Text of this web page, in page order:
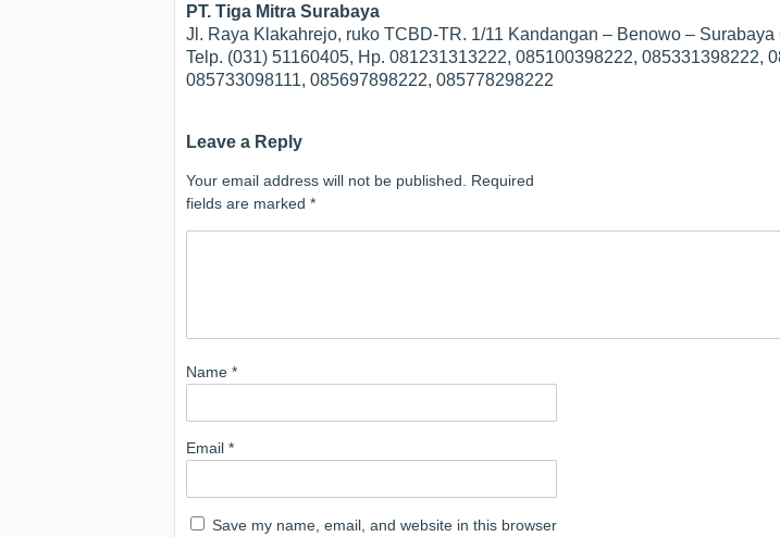
PT. Tiga Mitra Surabaya
Jl. Raya Klakahrejo, ruko TCBD-TR. 1/11 Kandangan – Benowo – Surabaya
Telp. (031) 51160405, Hp. 081231313222, 085100398222, 085331398222,
085733098111, 085697898222, 085778298222
Leave a Reply
Your email address will not be published.
Required
fields are marked *
Name *
Email *
Save my name, email, and website in this browser